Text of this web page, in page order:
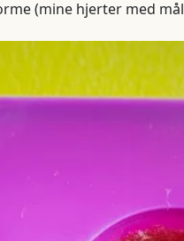
(mine hjerter med mål